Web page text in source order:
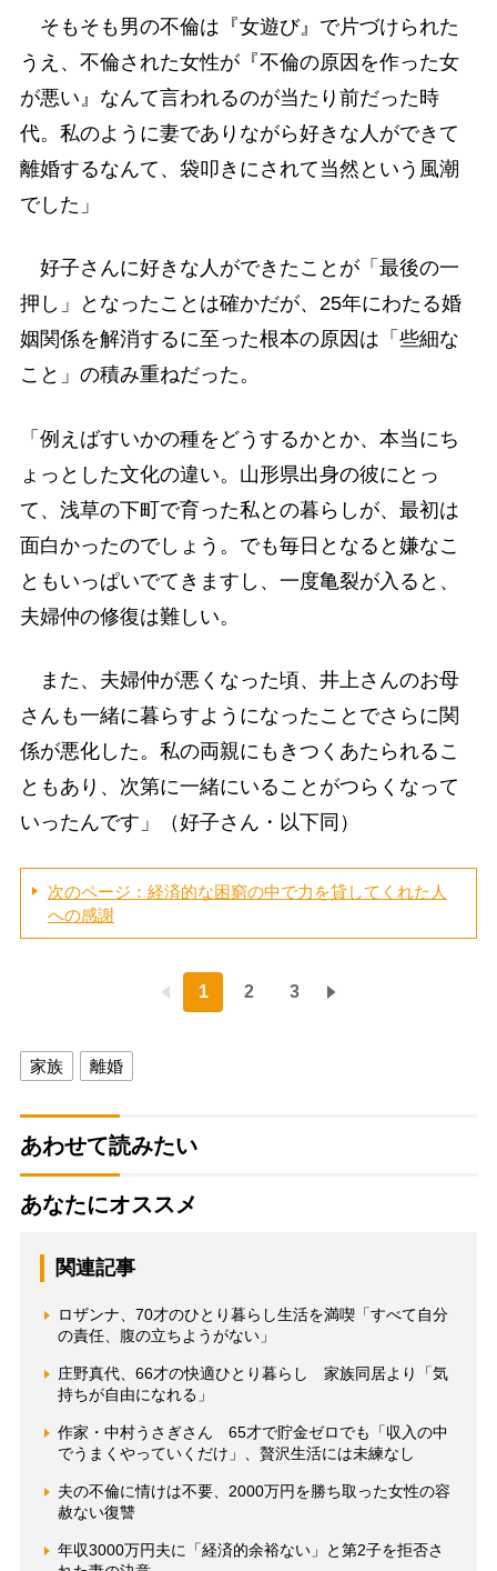
そもそも男の不倫は『女遊び』で片づけられた
うえ、不倫された女性が『不倫の原因を作った女
が悪い』なんて言われるのが当たり前だった時
代。私のように妻でありながら好きな人ができて
離婚するなんて、袋叩きにされて当然という風潮
でした」
好子さんに好きな人ができたことが「最後の一
押し」となったことは確かだが、25年にわたる婚
姻関係を解消するに至った根本の原因は「些細な
こと」の積み重ねだった。
「例えばすいかの種をどうするかとか、本当にち
ょっとした文化の違い。山形県出身の彼にとっ
て、浅草の下町で育った私との暮らしが、最初は
面白かったのでしょう。でも毎日となると嫌なこ
ともいっぱいでてきますし、一度亀裂が入ると、
夫婦仲の修復は難しい。
また、夫婦仲が悪くなった頃、井上さんのお母
さんも一緒に暮らすようになったことでさらに関
係が悪化した。私の両親にもきつくあたられるこ
ともあり、次第に一緒にいることがつらくなって
いったんです」（好子さん・以下同）
次のページ：経済的な困窮の中で力を貸してくれた人
への感謝
1 2 3
家族 離婚
あわせて読みたい
あなたにオススメ
関連記事
ロザンナ、70才のひとり暮らし生活を満喫「すべて自分
の責任、腹の立ちようがない」
庄野真代、66才の快適ひとり暮らし 家族同居より「気
持ちが自由になれる」
作家・中村うさぎさん 65才で貯金ゼロでも「収入の中
でうまくやっていくだけ」、贅沢生活には未練なし
夫の不倫に情けは不要、2000万円を勝ち取った女性の容
赦ない復讐
年収3000万円夫に「経済的余裕ない」と第2子を拒否さ